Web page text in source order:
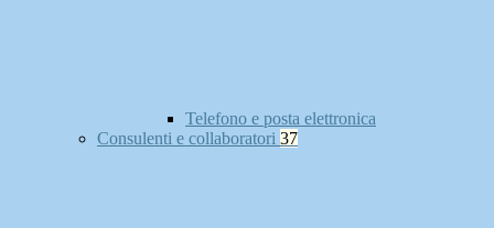
Telefono e posta elettronica
Consulenti e collaboratori 37